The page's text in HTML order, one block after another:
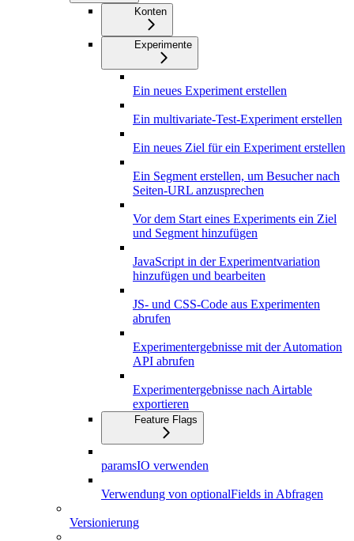
Konten
Experimente
Ein neues Experiment erstellen
Ein multivariate-Test-Experiment erstellen
Ein neues Ziel für ein Experiment erstellen
Ein Segment erstellen, um Besucher nach
Seiten-URL anzusprechen
Vor dem Start eines Experiments ein Ziel
und Segment hinzufügen
JavaScript in der Experimentvariation
hinzufügen und bearbeiten
JS- und CSS-Code aus Experimenten
abrufen
Experimentergebnisse mit der Automation
API abrufen
Experimentergebnisse nach Airtable
exportieren
Feature Flags
paramsIO verwenden
Verwendung von optionalFields in Abfragen
Versionierung